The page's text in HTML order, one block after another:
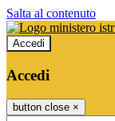
Salta al contenuto
Accedi
Accedi
button close ×